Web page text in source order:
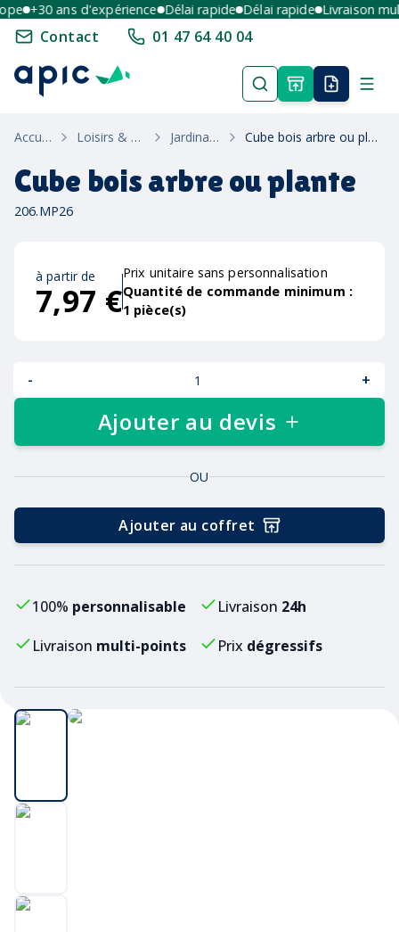
+30 ans d'expérience Délai rapide Délai rapide Livraison
Contact 01 47 64 40 04
Accueil Loisirs & Été Jardinage Cube bois arbre ou plante
Cube bois arbre ou plante
206.MP26
à partir de
7,97 €
Prix unitaire sans personnalisation
Quantité de commande minimum :
1 pièce(s)
- +
Ajouter au devis
OU
Ajouter au coffret
100% personnalisable Livraison 24h
Livraison multi-points Prix dégressifs